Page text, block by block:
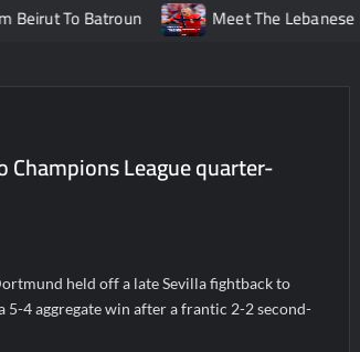
Batroun Meet The Lebanese Helping
League quarter-
held off a late Sevilla fightback to
5-4 aggregate win after a frantic 2-2 second-